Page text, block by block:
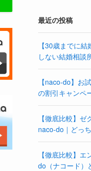
最近の投稿
【30歳までに
しない結婚相談
【naco-do】お
の割引キャンペ
【徹底比較】
naco-do｜どっ
【徹底比較】
do（ナコード）